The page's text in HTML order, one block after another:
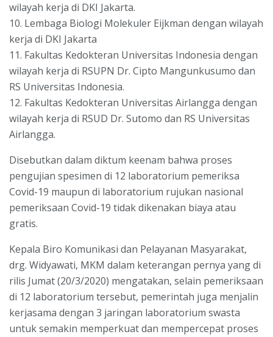
wilayah kerja di DKI Jakarta.
10. Lembaga Biologi Molekuler Eijkman dengan wilayah
kerja di DKI Jakarta
11. Fakultas Kedokteran Universitas Indonesia dengan
wilayah kerja di RSUPN Dr. Cipto Mangunkusumo dan
RS Universitas Indonesia.
12. Fakultas Kedokteran Universitas Airlangga dengan
wilayah kerja di RSUD Dr. Sutomo dan RS Universitas
Airlangga.
Disebutkan dalam diktum keenam bahwa proses
pengujian spesimen di 12 laboratorium pemeriksa
Covid-19 maupun di laboratorium rujukan nasional
pemeriksaan Covid-19 tidak dikenakan biaya atau
gratis.
Kepala Biro Komunikasi dan Pelayanan Masyarakat,
drg. Widyawati, MKM dalam keterangan pernya yang di
rilis Jumat (20/3/2020) mengatakan, selain pemeriksaan
di 12 laboratorium tersebut, pemerintah juga menjalin
kerjasama dengan 3 jaringan laboratorium swasta
untuk semakin memperkuat dan mempercepat proses